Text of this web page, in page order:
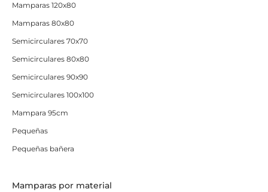
Mamparas 120x80
Mamparas 80x80
Semicirculares 70x70
Semicirculares 80x80
Semicirculares 90x90
Semicirculares 100x100
Mampara 95cm
Pequeñas
Pequeñas bañera
Mamparas por material